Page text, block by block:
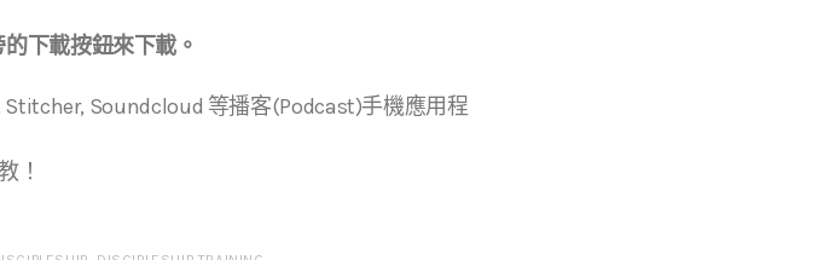
下載按鈕來下載。
Stitcher, Soundcloud 等播客(Podcast)手機應用程
！